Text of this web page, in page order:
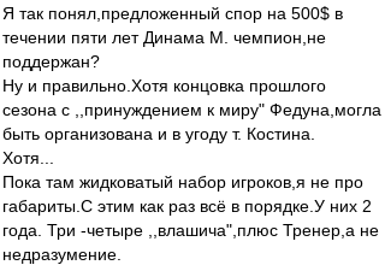
Я так понял,предложенный спор на 500$ в
течении пяти лет Динама М. чемпион,не
поддержан?
Ну и правильно.Хотя концовка прошлого
сезона с ,,принуждением к миру" Федуна,могла
быть организована и в угоду т. Костина.
Хотя...
Пока там жидковатый набор игроков,я не про
габариты.С этим как раз всё в порядке.У них 2
года. Три -четыре ,,влашича",плюс Тренер,а не
недразумение.